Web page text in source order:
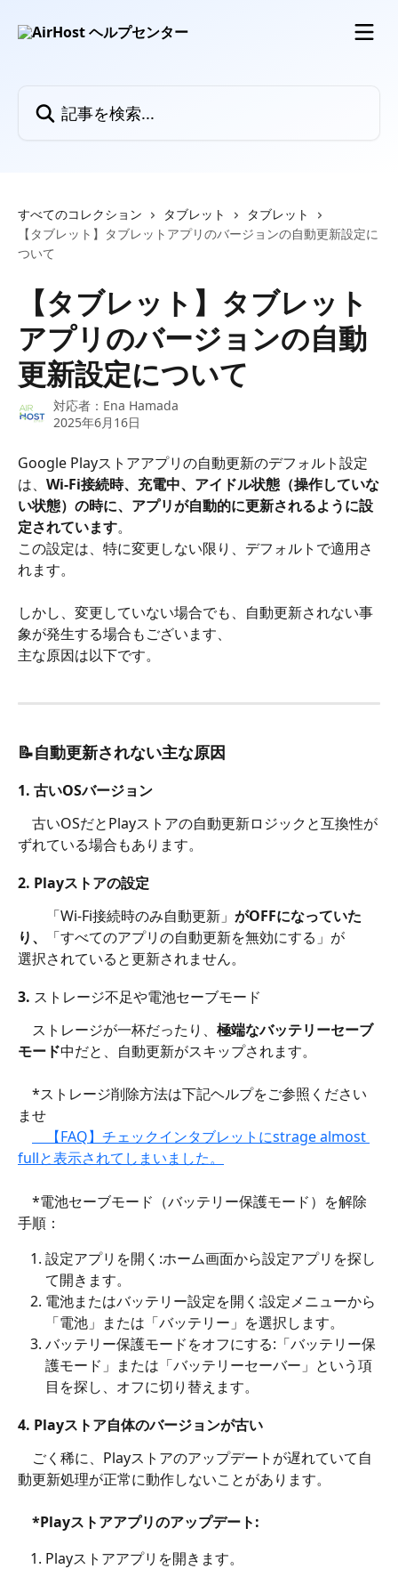
すべてのコレクション タブレット
タブレット
【タブレット】タブレットアプリのバージョンの自動更新設定に
ついて
【タブレット】タブレット
アプリのバージョンの自動
更新設定について
対応者： Ena Hamada
2025年6月16日
Google Playストアアプリの自動更新のデフォルト設定
は、 Wi-Fi接続時、充電中、アイドル状態（操作していな
い状態）の時に、アプリが自動的に更新されるように設
定されています。
この設定は、特に変更しない限り、デフォルトで適用さ
れます。
しかし、変更していない場合でも、自動更新されない事
象が発生する場合もございます、
主な原因は以下です。
📝自動更新されない主な原因
1. 古いOSバージョン
古いOSだとPlayストアの自動更新ロジックと互換性が
ずれている場合もあります。
2. Playストアの設定
「Wi-Fi接続時のみ自動更新」 がOFFになっていた
り、
「すべてのアプリの自動更新を無効にする」が
選択されていると更新されません。
3. ストレージ不足や電池セーブモード
ストレージが一杯だったり、 極端なバッテリーセーブ
モード中だと、自動更新がスキップされます。
*ストレージ削除方法は下記ヘルプをご参照ください
ませ
【FAQ】チェックインタブレットにstrage almost
fullと表示されてしまいました。
*電池セーブモード（バッテリー保護モード）を解除
手順：
設定アプリを開く:ホーム画面から設定アプリを探し
て開きます。
電池またはバッテリー設定を開く:設定メニューから
「電池」または「バッテリー」を選択します。
バッテリー保護モードをオフにする:「バッテリー保
護モード」または「バッテリーセーバー」という項
目を探し、オフに切り替えます。
4. Playストア自体のバージョンが古い
ごく稀に、Playストアのアップデートが遅れていて自
動更新処理が正常に動作しないことがあります。
*Playストアアプリのアップデート:
Playストアアプリを開きます。